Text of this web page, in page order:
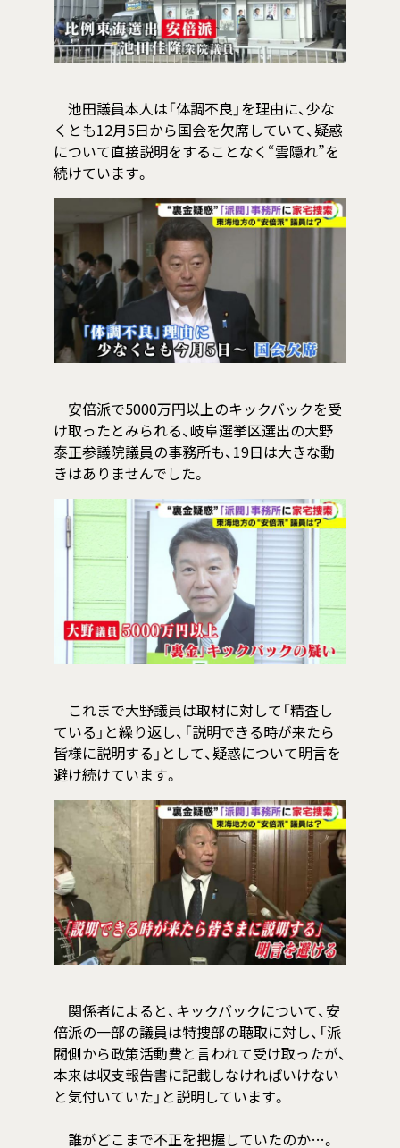
池田議員本人は「体調不良」を理由に、少な
くとも12月5日から国会を欠席していて、疑惑
について直接説明をすることなく“雲隠れ”を
続けています。
安倍派で5000万円以上のキックバックを受
け取ったとみられる、岐阜選挙区選出の大野
泰正参議院議員の事務所も、19日は大きな動
きはありませんでした。
これまで大野議員は取材に対して「精査し
ている」と繰り返し、「説明できる時が来たら
皆様に説明する」として、疑惑について明言を
避け続けています。
関係者によると、キックバックについて、安
倍派の一部の議員は特捜部の聴取に対し、「派
閥側から政策活動費と言われて受け取ったが、
本来は収支報告書に記載しなければいけない
と気付いていた」と説明しています。
誰がどこまで不正を把握していたのか…。